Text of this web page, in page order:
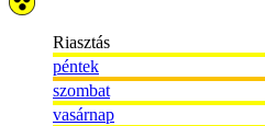
Riasztás
péntek
szombat
vasárnap